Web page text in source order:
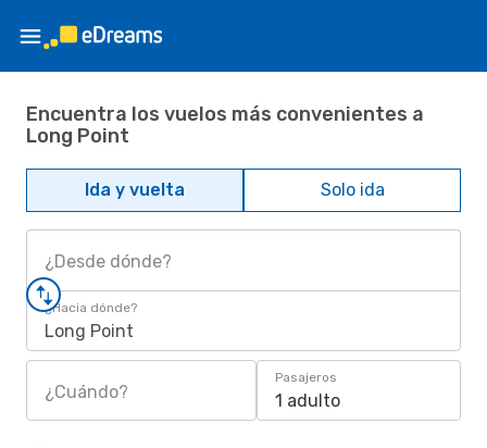
Encuentra los vuelos más convenientes a
Long Point
Ida y vuelta Solo ida
¿Desde dónde?
¿Hacia dónde?
Long Point
¿Cuándo?
Pasajeros
1 adulto